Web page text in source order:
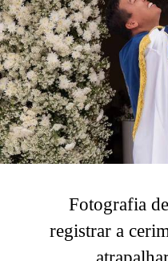
Fotografia
registrar a